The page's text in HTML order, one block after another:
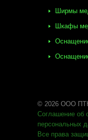
Ширмы
Шкафы
© 2026 ООО
Соглашение об
персональных
Все права